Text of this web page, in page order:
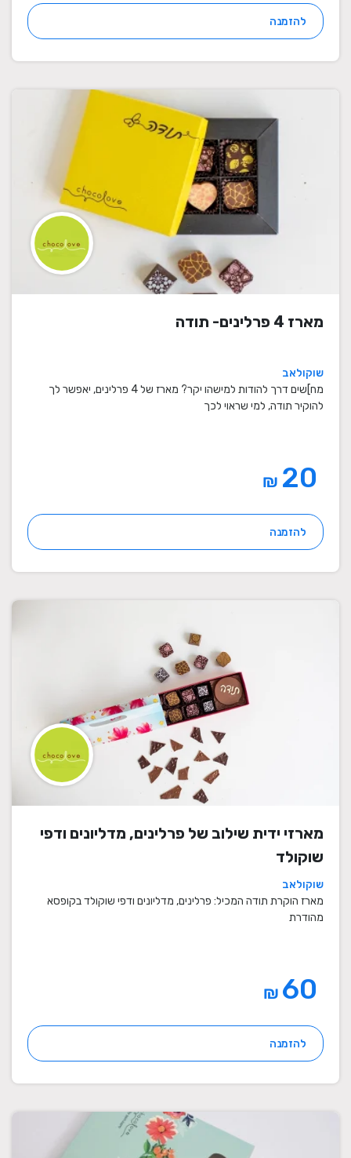
להזמנה
מארז 4 פרלינים- תודה
שוקולאב
מח]שים דרך להודות למישהו יקר? מארז של 4 פרלינים, יאפשר לך
להוקיר תודה, למי שראוי לכך
₪
להזמנה
מארזי ידית שילוב של פרלינים, מדליונים ודפי
שוקולד
שוקולאב
מארז הוקרת תודה המכיל: פרלינים, מדליונים ודפי שוקולד בקופסא
מהודרת
₪
להזמנה